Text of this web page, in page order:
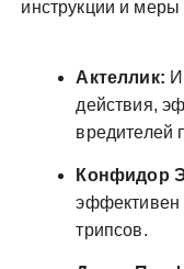
инструкции и
Актеллик:
действия,
вредителей
Конфидор
эффективен
трипсов.